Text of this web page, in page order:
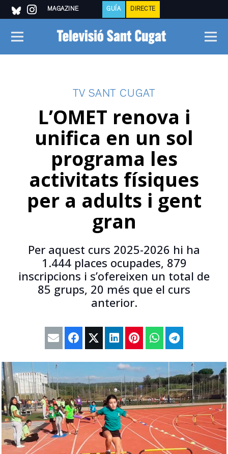
MAGAZINE GUÍA DIRECTE
TV SANT CUGAT
L’OMET renova i
unifica en un sol
programa les
activitats físiques
per a adults i gent
gran
Per aquest curs 2025-2026 hi ha
1.444 places ocupades, 879
inscripcions i s’ofereixen un total de
85 grups, 20 més que el curs
anterior.